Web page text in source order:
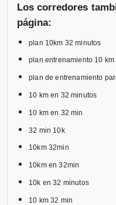
Los corredores
página:
plan 10km 32 minutos
plan entrenamiento 10
plan de entrenamiento
10 km en 32 minutos
10 km en 32 min
32 min 10k
10km 32min
10km en 32min
10k en 32 minutos
10 km 32 min